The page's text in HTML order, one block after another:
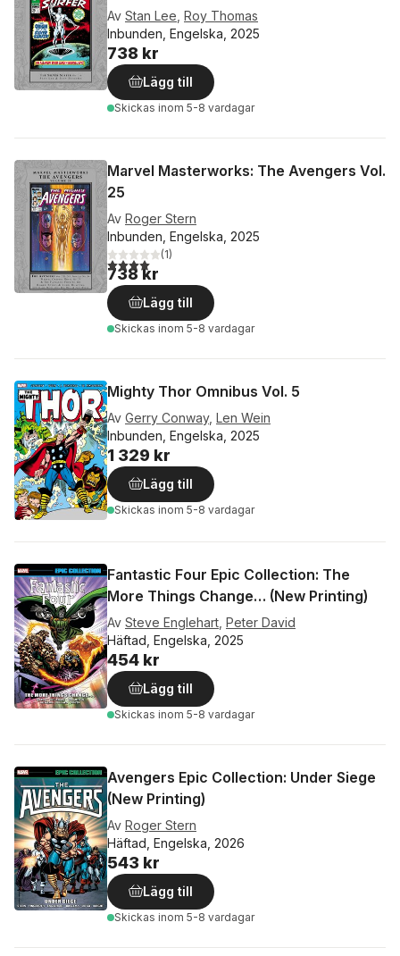
Av Stan Lee Roy Thomas
Inbunden, Engelska, 2025
738 kr
Lägg till
Skickas inom 5-8 vardagar
Marvel Masterworks: The Avengers Vol.
25
Av Roger Stern
Inbunden, Engelska, 2025
4,0utav 5 stjärnor. Totalt antal röster:
(1)
738 kr
Lägg till
Skickas inom 5-8 vardagar
Mighty Thor Omnibus Vol. 5
Av Gerry Conway, Len Wein
Inbunden, Engelska, 2025
1 329 kr
Lägg till
Skickas inom 5-8 vardagar
Fantastic Four Epic Collection: The
More Things Change… (New Printing)
Av Steve Englehart Peter David
Häftad, Engelska, 2025
454 kr
Lägg till
Skickas inom 5-8 vardagar
Avengers Epic Collection: Under Siege
(New Printing)
Av Roger Stern
Häftad, Engelska, 2026
543 kr
Lägg till
Skickas inom 5-8 vardagar